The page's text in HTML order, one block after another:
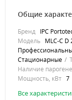
Общие
Бренд IPC
Модель MLC-C D
Стационарные
Наличие
Мощность, кВт 7
Все